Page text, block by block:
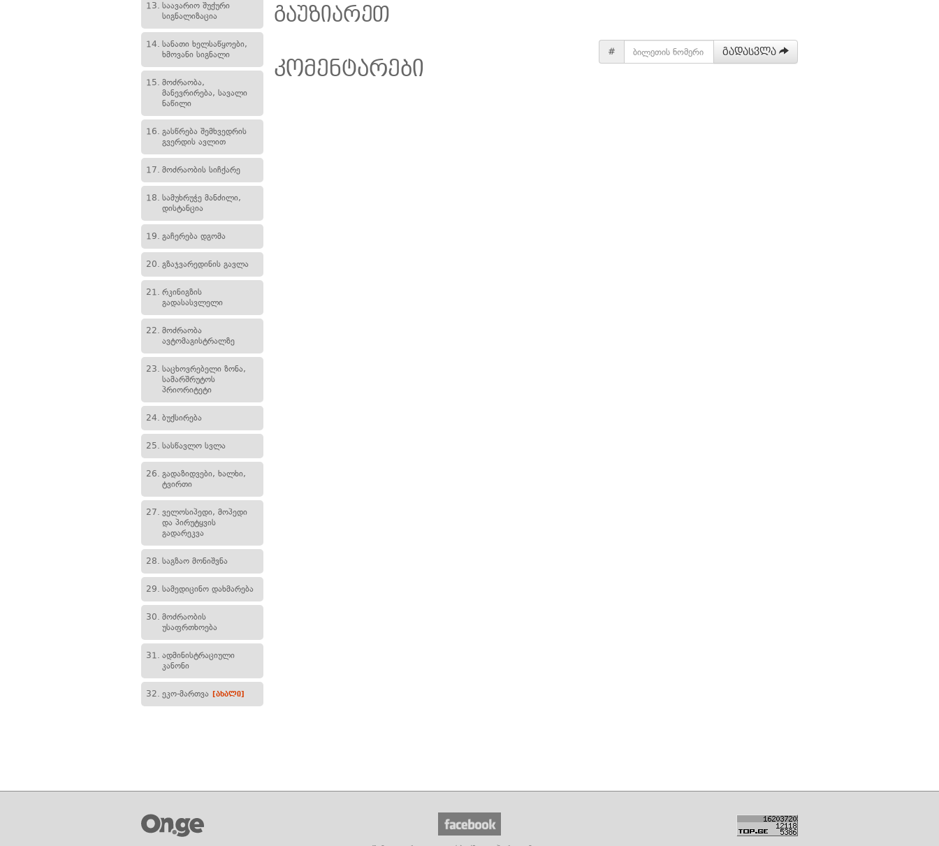
13. საავარიო შუქური
სიგნალიზაცია
14. სანათი ხელსაწყოები,
ხმოვანი სიგნალი
15. მოძრაობა,
მანევრირება, სავალი
ნაწილი
16. გასწრება შემხვედრის
გვერდის ავლით
17. მოძრაობის სიჩქარე
18. სამუხრუჭე მანძილი,
დისტანცია
19. გაჩერება დგომა
20. გზაჯვარედინის გავლა
21. რკინიგზის
გადასასვლელი
22. მოძრაობა
ავტომაგისტრალზე
23. საცხოვრებელი ზონა,
სამარშრუტოს
პრიორიტეტი
24. ბუქსირება
25. სასწავლო სვლა
26. გადაზიდვები, ხალხი,
ტვირთი
27. ველოსიპედი, მოპედი
და პირუტყვის
გადარეკვა
28. საგზაო მონიშვნა
29. სამედიცინო დახმარება
30. მოძრაობის
უსაფრთხოება
31. ადმინისტრაციული
კანონი
32. ეკო-მართვა [ახალი]
# გადასვლა
გაუზიარეთ
კომენტარები